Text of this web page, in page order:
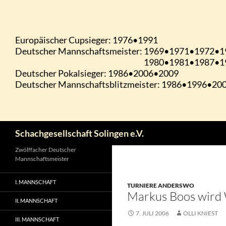
Schachgesellschaft Solingen e.V.
TURNIERE ANDERSWO
Markus Boos
7. JULI 2006 OLLI KNIEST
Zwölffacher Deutscher
Mannschaftsmeister
I. MANNSCHAFT
II. MANNSCHAFT
III. MANNSCHAFT